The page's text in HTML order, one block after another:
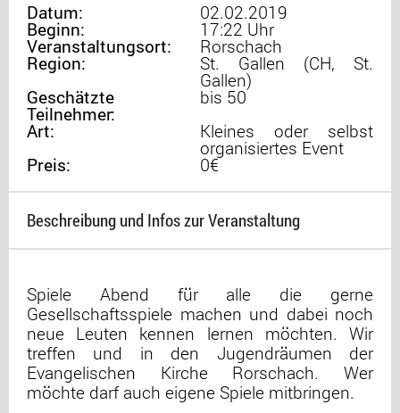
Datum: 02.02.2019
Beginn: 17:22 Uhr
Veranstaltungsort: Rorschach
Region: St. Gallen (CH, St.
Gallen)
Geschätzte
Teilnehmer:
bis 50
Art:
Kleines oder selbst
organisiertes Event
Preis: 0€
Beschreibung und Infos zur Veranstaltung
Spiele Abend für alle die gerne
Gesellschaftsspiele machen und dabei noch
neue Leuten kennen lernen möchten. Wir
treffen und in den Jugendräumen der
Evangelischen Kirche Rorschach. Wer
möchte darf auch eigene Spiele mitbringen.